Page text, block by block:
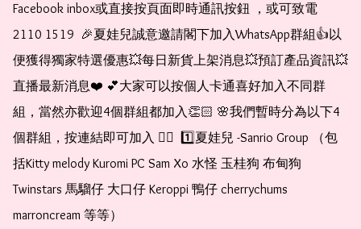
Facebook inbox或直接按頁面即時通訊按鈕 ，或可致電
2110 1519  🎉夏娃兒誠意邀請閣下加入WhatsApp群組👍以
便獲得獨家特選優惠💥每日新貨上架消息💥預訂產品資訊💥
直播最新消息❤️ 💕大家可以按個人卡通喜好加入不同群
組，當然亦歡迎4個群組都加入👏🏻 🌸我們暫時分為以下4
個群組，按連結即可加入 👇🏻  1️⃣夏娃兒 -Sanrio Group （包
括Kitty melody Kuromi PC Sam Xo 水怪 玉桂狗 布甸狗
Twinstars 馬騮仔 大口仔 Keroppi 鴨仔 cherrychums
marroncream 等等）